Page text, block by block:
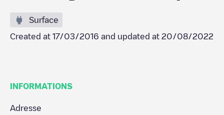
Surface
Created at 17/03/2016 and updated at 20/08/2022
INFORMATIONS
Adresse